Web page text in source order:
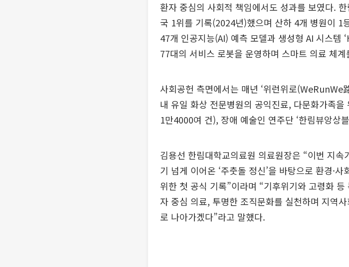
환자 중심의 사회적 책임에서도 성과를 보였다.
국 1위를 기록(2024년)했으며 산하 4개 병원이 1
47개 인공지능(AI) 예측 모델과 생성형 AI 시스템
77대의 서비스 로봇을 운영하며 스마트 의료 체
사회공헌 측면에서는 매년 ‘위런위로(WeRunWe
내 유일 화상 전문병원의 공익진료, 다문화가족
1만4000여 건), 장애 예술인 연주단 ‘한림뷰앙상
김용선 한림대학교의료원 의료원장은 “이번 지
기 넘게 이어온 ‘주춧돌 정신’을 바탕으로 환경·
위한 첫 공식 기록”이라며 “기후위기와 고령화
자 중심 의료, 투명한 조직문화를 실천하며 지역
로 나아가겠다”라고 말했다.